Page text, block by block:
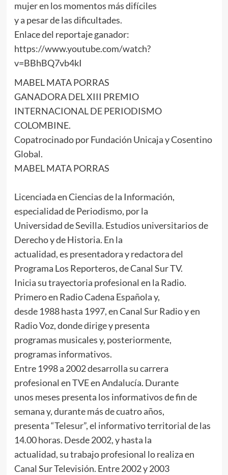
mujer en los momentos más difíciles
y a pesar de las dificultades.
Enlace del reportaje ganador:
https://www.youtube.com/watch?
v=BBhBQ7vb4kI
MABEL MATA PORRAS
GANADORA DEL XIII PREMIO
INTERNACIONAL DE PERIODISMO
COLOMBINE.
Copatrocinado por Fundación Unicaja y Cosentino
Global.
MABEL MATA PORRAS
Licenciada en Ciencias de la Información,
especialidad de Periodismo, por la
Universidad de Sevilla. Estudios universitarios de
Derecho y de Historia. En la
actualidad, es presentadora y redactora del
Programa Los Reporteros, de Canal Sur TV.
Inicia su trayectoria profesional en la Radio.
Primero en Radio Cadena Española y,
desde 1988 hasta 1997, en Canal Sur Radio y en
Radio Voz, donde dirige y presenta
programas musicales y, posteriormente,
programas informativos.
Entre 1998 a 2002 desarrolla su carrera
profesional en TVE en Andalucía. Durante
unos meses presenta los informativos de fin de
semana y, durante más de cuatro años,
presenta “Telesur”, el informativo territorial de las
14.00 horas. Desde 2002, y hasta la
actualidad, su trabajo profesional lo realiza en
Canal Sur Televisión. Entre 2002 y 2003